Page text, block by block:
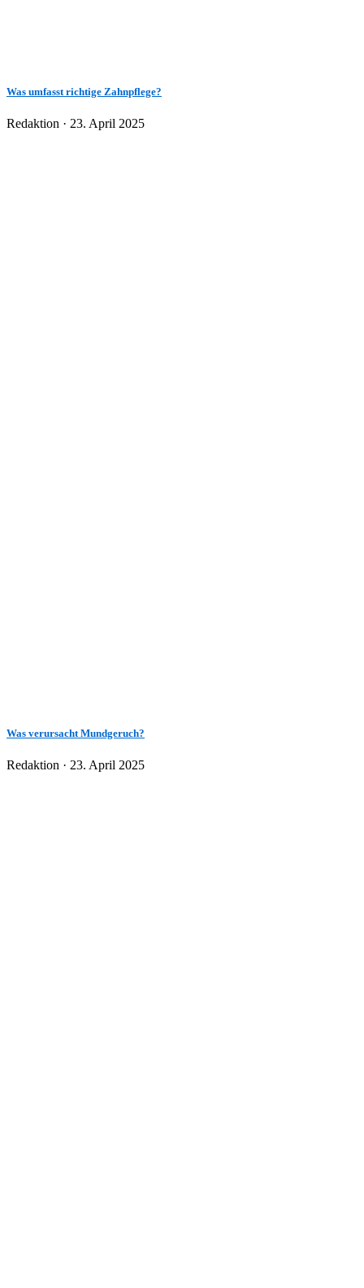
Was umfasst richtige Zahnpflege?
Redaktion · Veröffentlicht
23. April 2025
Was verursacht Mundgeruch?
Redaktion · Veröffentlicht
23. April 2025